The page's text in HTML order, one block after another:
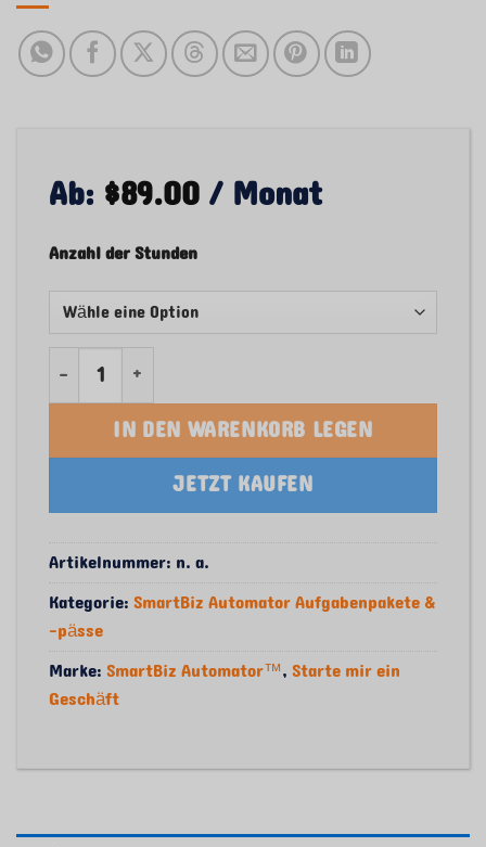
Ab:$89.00/ Monat
Anzahl der Stunden
SmartBiz Automator – Hour Pack (Human + AI)
IN DEN WARENKORB LEGEN
JETZT KAUFEN
Artikelnummer: n. a.
Kategorie:SmartBiz Automator Aufgabenpakete &
-pässe
Marke:SmartBiz Automator™,Starte mir ein
Geschäft